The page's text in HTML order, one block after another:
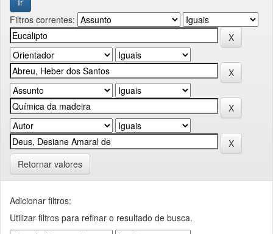
Filtros correntes:
Retornar valores
Adicionar filtros:
Utilizar filtros para refinar o resultado de busca.